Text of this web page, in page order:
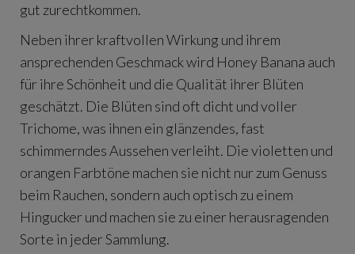
gut zurechtkommen.
Neben ihrer kraftvollen Wirkung und ihrem
ansprechenden Geschmack wird Honey Banana auch
für ihre Schönheit und die Qualität ihrer Blüten
geschätzt. Die Blüten sind oft dicht und voller
Trichome, was ihnen ein glänzendes, fast
schimmerndes Aussehen verleiht. Die violetten und
orangen Farbtöne machen sie nicht nur zum Genuss
beim Rauchen, sondern auch optisch zu einem
Hingucker und machen sie zu einer herausragenden
Sorte in jeder Sammlung.